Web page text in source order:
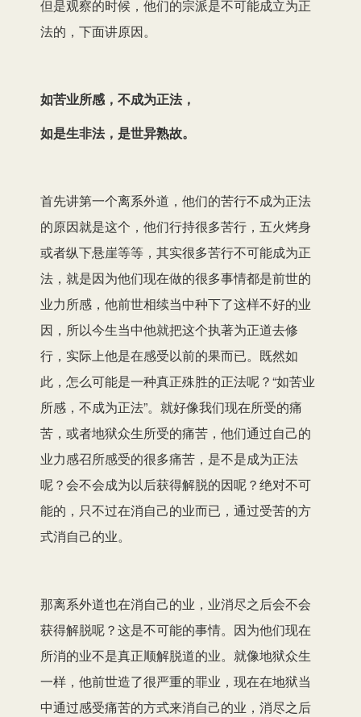
但是观察的时候，他们的宗派是不可能成立为正
法的，下面讲原因。
如苦业所感，不成为正法，
如是生非法，是世异熟故。
首先讲第一个离系外道，他们的苦行不成为正法
的原因就是这个，他们行持很多苦行，五火烤身
或者纵下悬崖等等，其实很多苦行不可能成为正
法，就是因为他们现在做的很多事情都是前世的
业力所感，他前世相续当中种下了这样不好的业
因，所以今生当中他就把这个执著为正道去修
行，实际上他是在感受以前的果而已。既然如
此，怎么可能是一种真正殊胜的正法呢？“如苦业
所感，不成为正法”。就好像我们现在所受的痛
苦，或者地狱众生所受的痛苦，他们通过自己的
业力感召所感受的很多痛苦，是不是成为正法
呢？会不会成为以后获得解脱的因呢？绝对不可
能的，只不过在消自己的业而已，通过受苦的方
式消自己的业。
那离系外道也在消自己的业，业消尽之后会不会
获得解脱呢？这是不可能的事情。因为他们现在
所消的业不是真正顺解脱道的业。就像地狱众生
一样，他前世造了很严重的罪业，现在在地狱当
中通过感受痛苦的方式来消自己的业，消尽之后